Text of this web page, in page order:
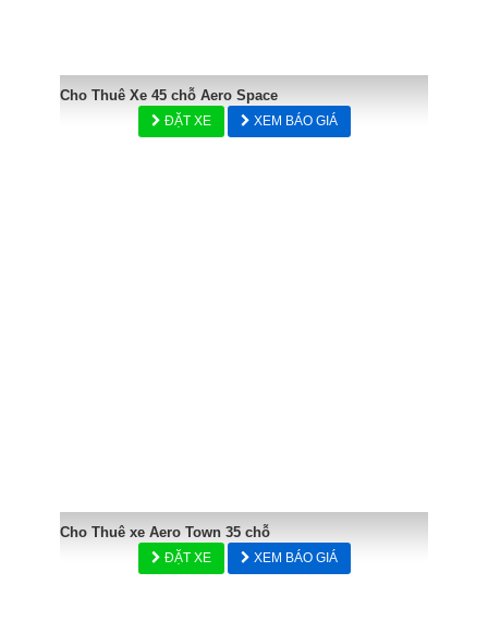
Cho Thuê Xe 45 chỗ Aero Space
ĐẶT XE XEM BÁO GIÁ
Cho Thuê xe Aero Town 35 chỗ
ĐẶT XE XEM BÁO GIÁ